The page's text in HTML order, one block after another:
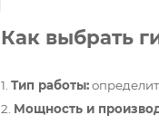
Как выбрать
1. Тип работы:
2. Мощность и